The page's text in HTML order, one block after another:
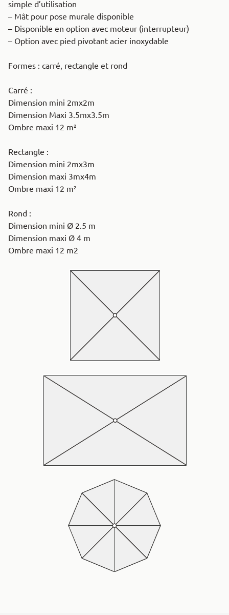
simple d’utilisation
– Mât pour pose murale disponible
– Disponible en option avec moteur (interrupteur)
– Option avec pied pivotant acier inoxydable
Formes : carré, rectangle et rond
Carré :
Dimension mini 2mx2m
Dimension Maxi 3.5mx3.5m
Ombre maxi 12 m²
Rectangle :
Dimension mini 2mx3m
Dimension maxi 3mx4m
Ombre maxi 12 m²
Rond :
Dimension mini Ø 2.5 m
Dimension maxi Ø 4 m
Ombre maxi 12 m2